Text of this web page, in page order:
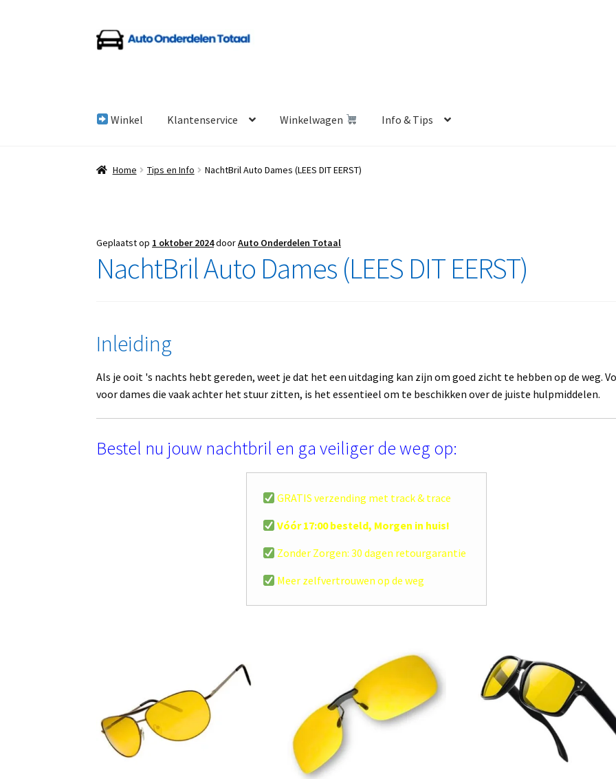
Ga
door
Ga
naar
Winkel Klantenservice Winkelwagen Info & Tips
Home Algemene Voorwaarden Auto Onderdelen ShopBetalen en Verzenden
Home Tips en Info NachtBril Auto Dames (LEES DIT EERST)
Geplaatst op 1 oktober 2024doorAuto Onderdelen Totaal
NachtBril Auto Dames (LEES DIT EERST)
Inleiding
Als je ooit 's nachts hebt gereden, weet je dat het een uitdaging kan zijn om goed zicht te hebben op de weg.
voor dames die vaak achter het stuur zitten, is het essentieel om te beschikken over de juiste hulpmiddelen.
Bestel nu jouw nachtbril en ga veiliger de weg op:
GRATIS verzending met track & trace
Vóór 17:00 besteld, Morgen in huis!
Zonder Zorgen: 30 dagen retourgarantie
Meer zelfvertrouwen op de weg